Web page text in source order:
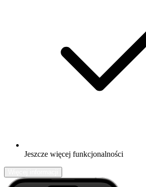
Jeszcze więcej funkcjonalności